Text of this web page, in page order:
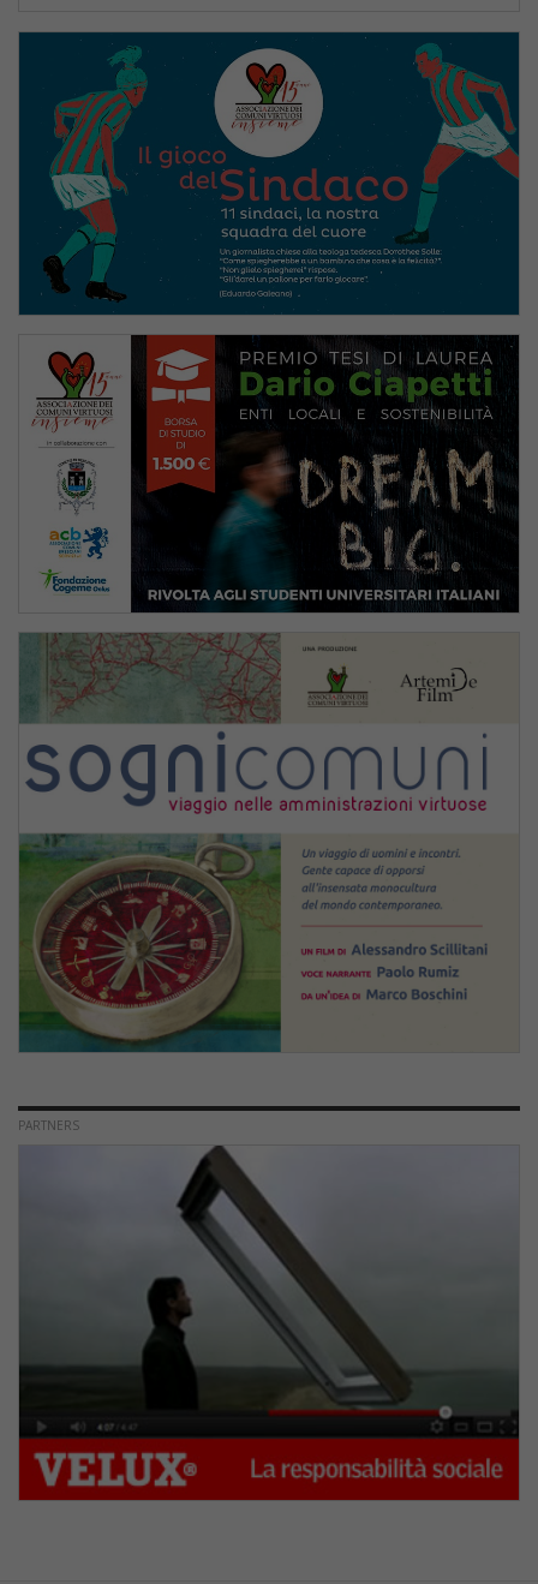
PARTNERS